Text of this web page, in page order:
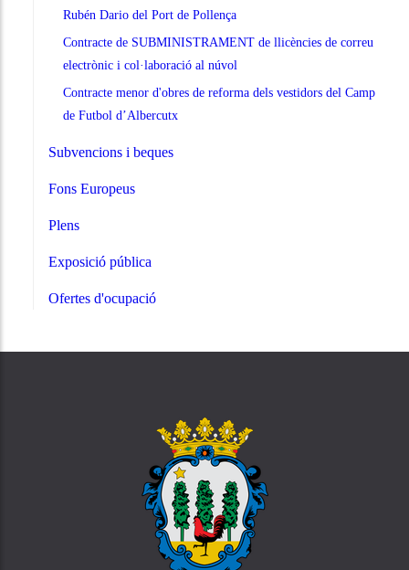
Rubén Dario del Port de Pollença
Contracte de SUBMINISTRAMENT de llicències de correu
electrònic i col·laboració al núvol
Contracte menor d'obres de reforma dels vestidors del Camp
de Futbol d’Albercutx
Subvencions i beques
Fons Europeus
Plens
Exposició pública
Ofertes d'ocupació